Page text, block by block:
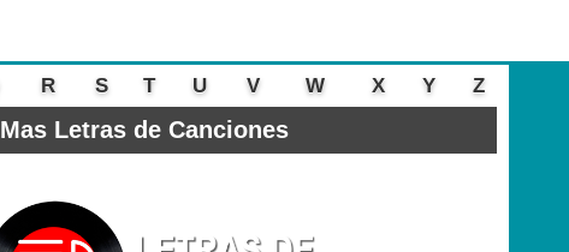
R S T U V W X Y
Z
Mas Letras de Canciones